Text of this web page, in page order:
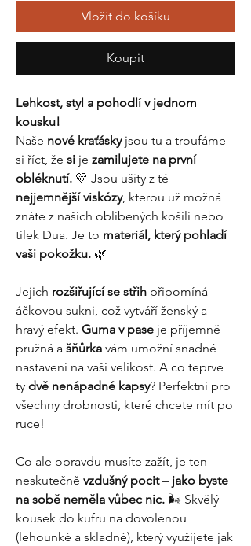
Vložit do košíku
Koupit
Lehkost, styl a pohodlí v jednom
kousku!
Naše nové kraťáskyjsou tu a troufáme
si říct, že si je zamilujete na první
obléknutí. 💛 Jsou ušity z té
nejjemnější viskózy, kterou už možná
znáte z našich oblíbených košilí nebo
tílek Dua. Je to materiál, který pohladí
vaši pokožku. 🌿
Jejich rozšiřující se střih připomíná
áčkovou sukni, což vytváří ženský a
hravý efekt. Guma v pase je příjemně
pružná a šňůrka vám umožní snadné
nastavení na vaši velikost. A co teprve
ty dvě nenápadné kapsy? Perfektní pro
všechny drobnosti, které chcete mít po
ruce!
Co ale opravdu musíte zažít, je ten
neskutečně vzdušný pocit – jako byste
na sobě neměla vůbec nic. 🌬️ Skvělý
kousek do kufru na dovolenou
(lehounké a skladné), který využijete jak